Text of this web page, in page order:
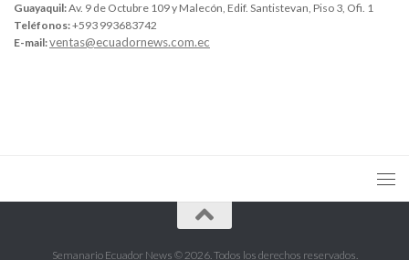
Guayaquil:Av. 9 de Octubre 109 y Malecón, Edif. Santistevan, Piso 3, Ofi. 1
Teléfonos:+593 993683742
E-mail:ventas@ecuadornews.com.ec
Semanario Ecuador News © 2026. Todos los derechos reservados.